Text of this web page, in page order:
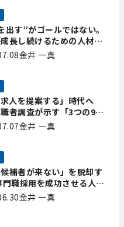
出す”がゴールではない。
長し続けるための人材育
プレシャスパートナーズ
金井 一真
求人を提案する」時代へ
者調査が示す「3つの9
採用担当が今すべき準備
金井 一真
候補者が来ない」を脱却す
門職採用を成功させる人事
ている4つのこと
金井 一真